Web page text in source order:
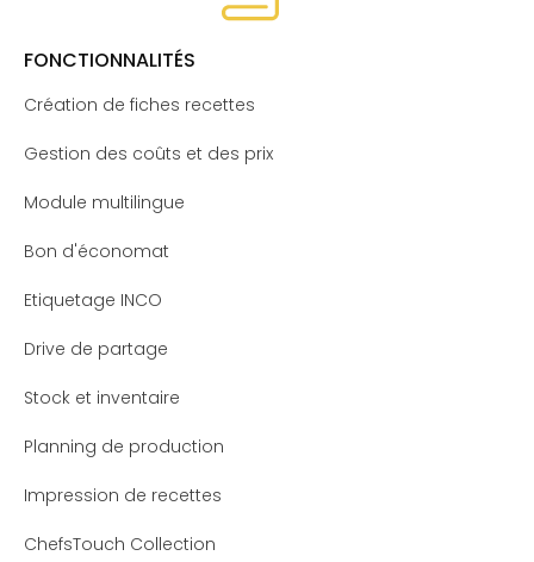
FONCTIONNALITÉS
Création de fiches recettes
Gestion des coûts et des prix
Module multilingue
Bon d'économat
Etiquetage INCO
Drive de partage
Stock et inventaire
Planning de production
Impression de recettes
ChefsTouch Collection